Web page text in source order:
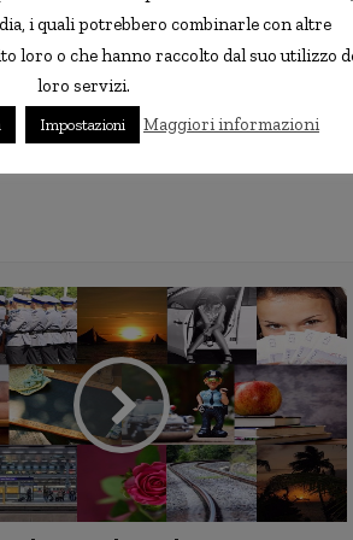
rispetto alle
i quali potrebbero combinarle con altre
loro o che hanno raccolto dal suo utilizzo
loro servizi.
Impostazioni Maggiori informazioni